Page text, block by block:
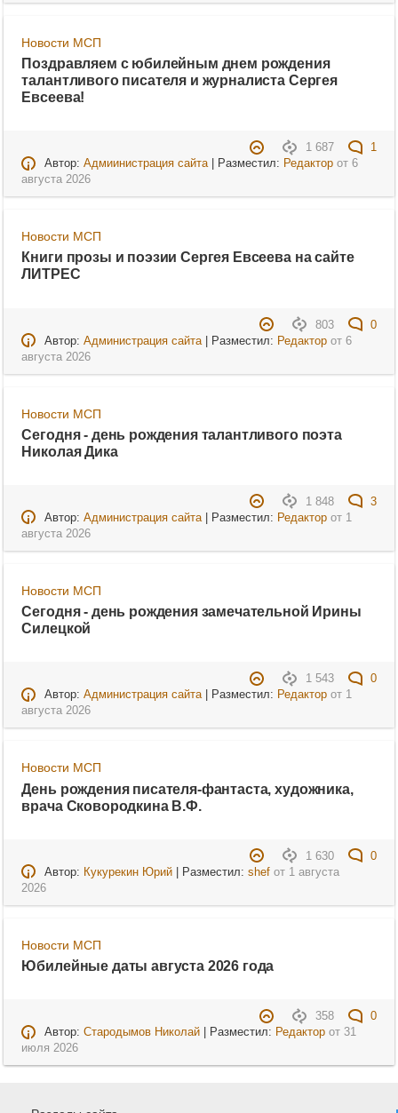
Новости МСП
Поздравляем с юбилейным днем рождения
талантливого писателя и журналиста Сергея
Евсеева!
1 687
1
Автор: Адмиинистрация сайта| Разместил: Редакторот 6
августа 2026
Новости МСП
Книги прозы и поэзии Сергея Евсеева на сайте
ЛИТРЕС
803
0
Автор: Администрация сайта| Разместил: Редакторот 6
августа 2026
Новости МСП
Сегодня - день рождения талантливого поэта
Николая Дика
1 848
3
Автор: Администрация сайта| Разместил: Редакторот 1
августа 2026
Новости МСП
Сегодня - день рождения замечательной Ирины
Силецкой
1 543
0
Автор: Администрация сайта| Разместил: Редакторот 1
августа 2026
Новости МСП
День рождения писателя-фантаста, художника,
врача Сковородкина В.Ф.
1 630
0
Автор: Кукурекин Юрий| Разместил: shefот 1 августа
2026
Новости МСП
Юбилейные даты августа 2026 года
358
0
Автор: Стародымов Николай| Разместил: Редакторот 31
июля 2026